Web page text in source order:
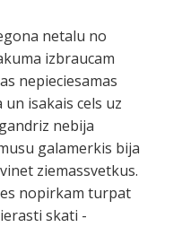
netalu no
izbraucam
nepieciesamas
isakais cels uz
nebija
galamerkis bija
ziemassvetkus.
nopirkam turpat
skati -